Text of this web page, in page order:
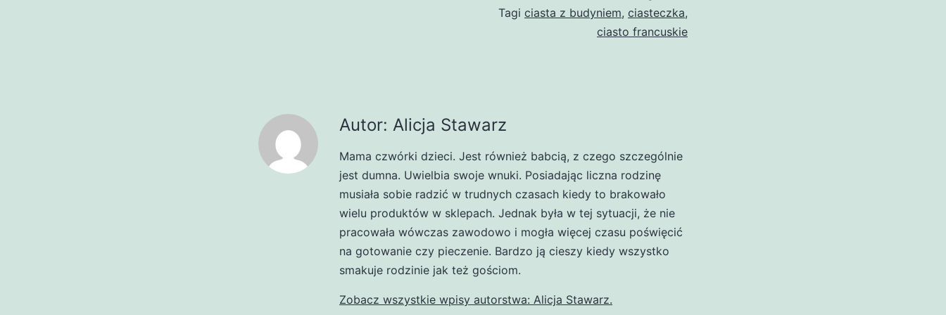
Tagi ciasta z budyniem, ciasteczka,
ciasto francuskie
Autor: Alicja Stawarz
Mama czwórki dzieci. Jest również babcią, z czego szczególnie
jest dumna. Uwielbia swoje wnuki. Posiadając liczna rodzinę
musiała sobie radzić w trudnych czasach kiedy to brakowało
wielu produktów w sklepach. Jednak była w tej sytuacji, że nie
pracowała wówczas zawodowo i mogła więcej czasu poświęcić
na gotowanie czy pieczenie. Bardzo ją cieszy kiedy wszystko
smakuje rodzinie jak też gościom.
Zobacz wszystkie wpisy autorstwa: Alicja Stawarz.